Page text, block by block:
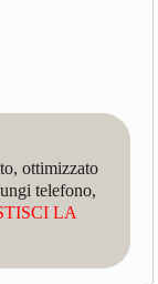
ottimizzato
telefono,
LA